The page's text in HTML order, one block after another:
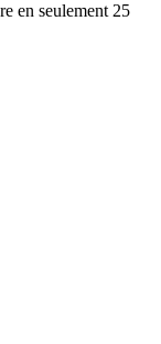
en seulement 25